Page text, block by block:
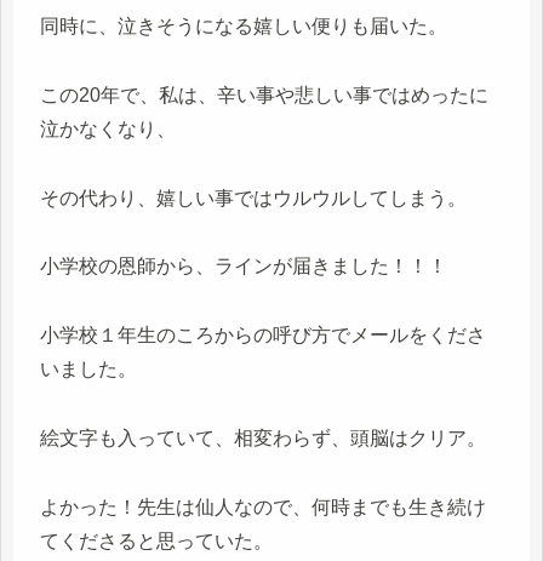
同時に、泣きそうになる嬉しい便りも届いた。
この20年で、私は、辛い事や悲しい事ではめったに
泣かなくなり、
その代わり、嬉しい事ではウルウルしてしまう。
小学校の恩師から、ラインが届きました！！！
小学校１年生のころからの呼び方でメールをくださ
いました。
絵文字も入っていて、相変わらず、頭脳はクリア。
よかった！先生は仙人なので、何時までも生き続け
てくださると思っていた。